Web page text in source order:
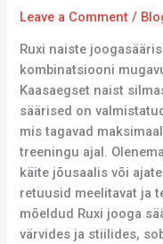
Leave a Comment /
Ruxi naiste
kombinatsiooni
Kaasaegset naist
säärised on
mis tagavad
treeningu ajal.
käite jõusaalis või
retuusid meelitavat ja
mõeldud Ruxi jooga
värvides ja stiilides,